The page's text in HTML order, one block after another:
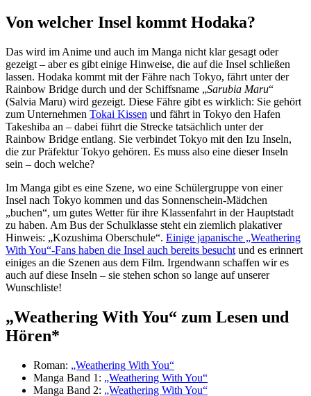
Von welcher Insel kommt Hodaka?
Das wird im Anime und auch im Manga nicht klar gesagt oder
gezeigt – aber es gibt einige Hinweise, die auf die Insel schließen
lassen. Hodaka kommt mit der Fähre nach Tokyo, fährt unter der
Rainbow Bridge durch und der Schiffsname „Sarubia Maru“
(Salvia Maru) wird gezeigt. Diese Fähre gibt es wirklich: Sie gehört
zum Unternehmen Tokai Kissen und fährt in Tokyo den Hafen
Takeshiba an – dabei führt die Strecke tatsächlich unter der
Rainbow Bridge entlang. Sie verbindet Tokyo mit den Izu Inseln,
die zur Präfektur Tokyo gehören. Es muss also eine dieser Inseln
sein – doch welche?
Im Manga gibt es eine Szene, wo eine Schülergruppe von einer
Insel nach Tokyo kommen und das Sonnenschein-Mädchen
„buchen“, um gutes Wetter für ihre Klassenfahrt in der Hauptstadt
zu haben. Am Bus der Schulklasse steht ein ziemlich plakativer
Hinweis: „Kozushima Oberschule“. Einige japanische „Weathering
With You“-Fans haben die Insel auch bereits besucht und es erinnert
einiges an die Szenen aus dem Film. Irgendwann schaffen wir es
auch auf diese Inseln – sie stehen schon so lange auf unserer
Wunschliste!
„Weathering With You“ zum Lesen und
Hören*
Roman: „Weathering With You“
Manga Band 1: „Weathering With You“
Manga Band 2: „Weathering With You“